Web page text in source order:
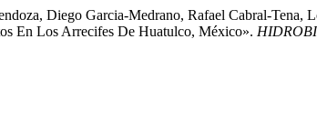
Diego Garcia-Medrano, Rafael Cabral-
En Los Arrecifes De Huatulco, México».